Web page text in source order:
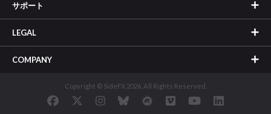
サポート
LEGAL
COMPANY
Copyright © SideFX 2026. All Rights Reserved.